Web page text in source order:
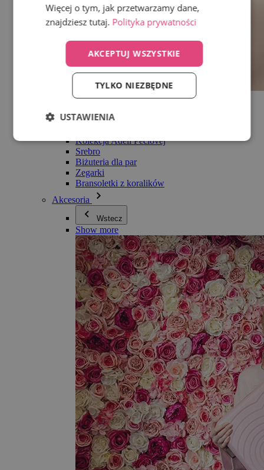
Wszystko w kategorii Biżuteria
Bransoletki
Kolekcja Adéli Pečlovej
Srebro
Biżuteria dla par
Zegarki
Bransoletki z koralików
Akcesoria
Wstecz
Show more
Więcej o tym, jak przetwarzamy dane,
znajdziesz tutaj. Polityka prywatności
AKCEPTUJ WSZYSTKIE
TYLKO NIEZBĘDNE
USTAWIENIA